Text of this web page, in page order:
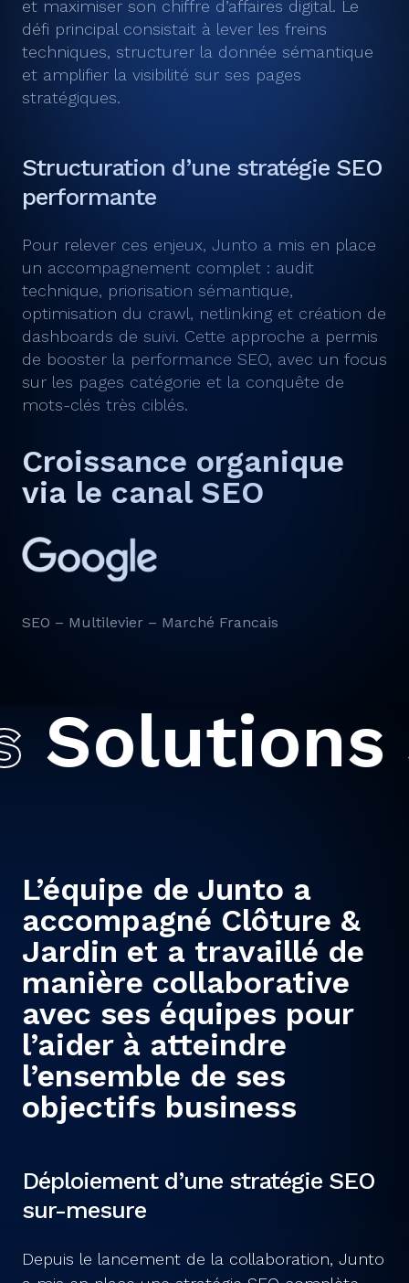
et maximiser son chiffre d’affaires digital. Le
défi principal consistait à lever les freins
techniques, structurer la donnée sémantique
et amplifier la visibilité sur ses pages
stratégiques.
Structuration d’une stratégie SEO
performante
Pour relever ces enjeux, Junto a mis en place
un accompagnement complet : audit
technique, priorisation sémantique,
optimisation du crawl, netlinking et création de
dashboards de suivi. Cette approche a permis
de booster la performance SEO, avec un focus
sur les pages catégorie et la conquête de
mots-clés très ciblés.
Croissance organique
via le canal SEO
SEO – Multilevier – Marché Francais
L’équipe de Junto a
accompagné Clôture &
Jardin et a travaillé de
manière collaborative
avec ses équipes pour
l’aider à atteindre
l’ensemble de ses
objectifs business
Déploiement d’une stratégie SEO
sur-mesure
Depuis le lancement de la collaboration, Junto